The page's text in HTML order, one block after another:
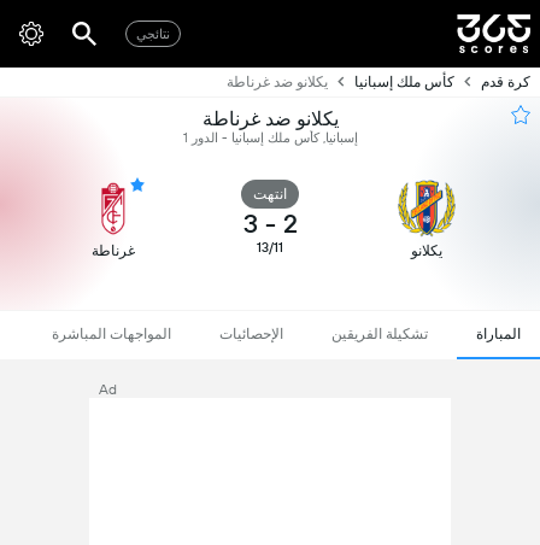
نتائجي
كرة قدم كأس ملك إسبانيا يكلانو ضد غرناطة
يكلانو ضد غرناطة
إسبانيا, كأس ملك إسبانيا - الدور 1
يكلانو
انتهت
2
-
3
13/11 غرناطة
المباراة تشكيلة الفريقين الإحصائيات المواجهات المباشرة
Ad